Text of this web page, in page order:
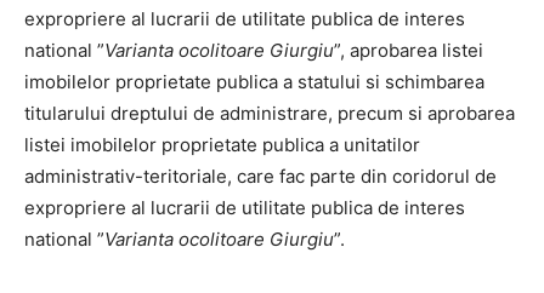
expropriere al lucrarii de utilitate publica de interes
national ”Varianta ocolitoare Giurgiu”, aprobarea listei
imobilelor proprietate publica a statului si schimbarea
titularului dreptului de administrare, precum si aprobarea
listei imobilelor proprietate publica a unitatilor
administrativ-teritoriale, care fac parte din coridorul de
expropriere al lucrarii de utilitate publica de interes
national ”Varianta ocolitoare Giurgiu”.